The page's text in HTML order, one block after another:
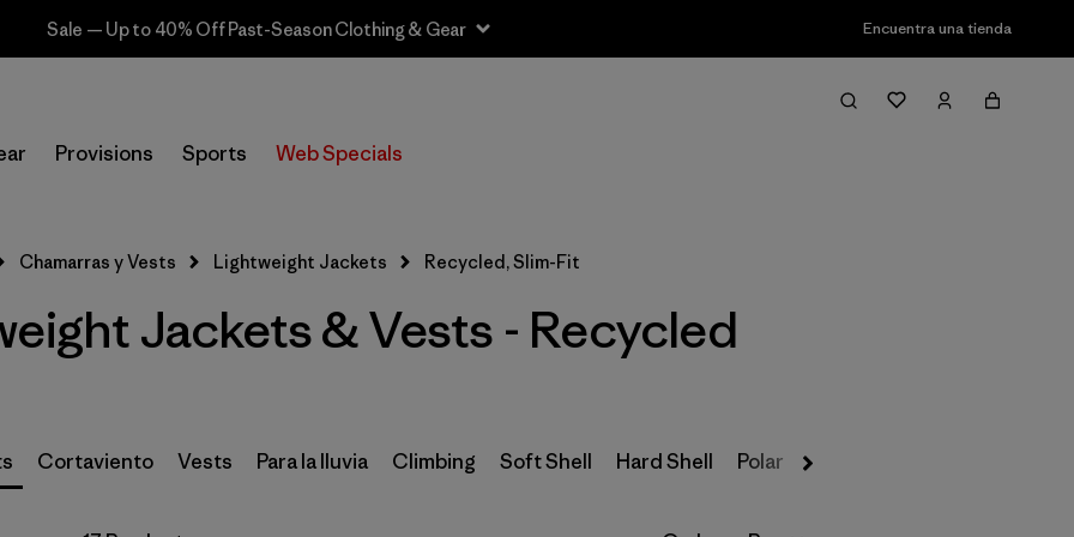
Sale — Up to 40% Off Past-Season Clothing & Gear Encuentra una tienda
Provisions Sports Web Specials
Filter & Sort
Selecciona una tienda
Recycled Materials (17)
Ripstop (12)
Filtrar por
Características y procesos
Chamarras y Vests Lightweight Jackets Recycled, Slim-Fit
Jackets & Vests - Recycled
Cortaviento Vests Para la lluvia Climbing Soft Shell Hard Shell Polar Insulated